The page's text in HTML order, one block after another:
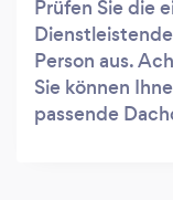
Prüfen Sie die
Person aus.
Sie können
passende